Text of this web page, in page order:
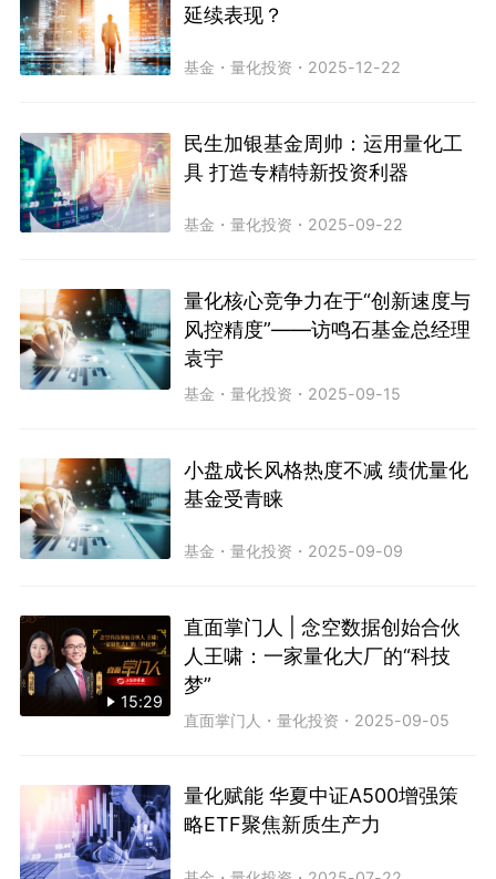
延续表现？
基金 ・量化投资 ・ 2025-12-22
民生加银基金周帅：运用量化工
具 打造专精特新投资利器
基金 ・量化投资 ・ 2025-09-22
量化核心竞争力在于“创新速度与
风控精度”——访鸣石基金总经理
袁宇
基金 ・量化投资 ・ 2025-09-15
小盘成长风格热度不减 绩优量化
基金受青睐
基金 ・量化投资 ・ 2025-09-09
15:29
直面掌门人 | 念空数据创始合伙
人王啸：一家量化大厂的“科技
梦”
直面掌门人 ・量化投资 ・ 2025-09-05
量化赋能 华夏中证A500增强策
略ETF聚焦新质生产力